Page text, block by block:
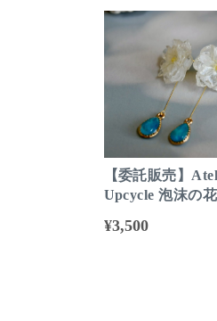
【委託販売】
Upcycle 泡沫の花
¥3,500